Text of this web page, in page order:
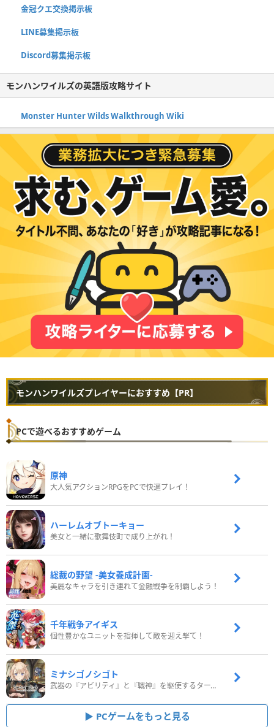
金冠クエ交換掲示板
LINE募集掲示板
Discord募集掲示板
モンハンワイルズの英語版攻略サイト
Monster Hunter Wilds Walkthrough Wiki
モンハンワイルズプレイヤーにおすすめ【PR】
PCで遊べるおすすめゲーム
原神
大人気アクションRPGをPCで快適プレイ！
ハーレムオブトーキョー
美女と一緒に歌舞伎町で成り上がれ！
総裁の野望 -美女養成計画-
美麗なキャラを引き連れて金融戦争を制覇しよう！
千年戦争アイギス
個性豊かなユニットを指揮して敵を迎え撃て！
ミナシゴノシゴト
武器の『アビリティ』と『戦神』を駆使するターン制コマンドバトルRPG！
PCゲームをもっと見る